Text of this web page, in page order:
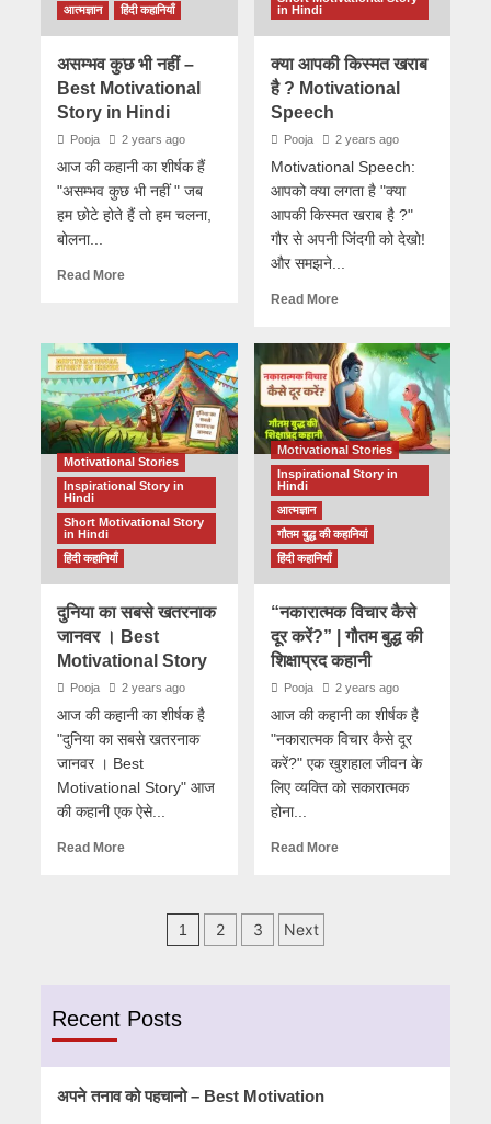
आत्मज्ञान
हिंदी कहानियाँ
असम्भव कुछ भी नहीं –
Best Motivational
Story in Hindi
Pooja 2 years ago
आज की कहानी का शीर्षक हैं
"असम्भव कुछ भी नहीं " जब
हम छोटे होते हैं तो हम चलना,
बोलना...
Read More
in Hindi
क्या आपकी किस्मत खराब
है ? Motivational
Speech
Pooja 2 years ago
Motivational Speech:
आपको क्या लगता है "क्या
आपकी किस्मत खराब है ?"
गौर से अपनी जिंदगी को देखो!
और समझने...
Read More
Motivational Stories
Inspirational Story in
Hindi
Short Motivational Story
in Hindi
हिंदी कहानियाँ
दुनिया का सबसे खतरनाक
जानवर । Best
Motivational Story
Pooja 2 years ago
आज की कहानी का शीर्षक है
"दुनिया का सबसे खतरनाक
जानवर । Best
Motivational Story" आज
की कहानी एक ऐसे...
Read More
Motivational Stories
Inspirational Story in
Hindi
आत्मज्ञान
गौतम बुद्ध की कहानियां
हिंदी कहानियाँ
“नकारात्मक विचार कैसे
दूर करें?” | गौतम बुद्ध की
शिक्षाप्रद कहानी
Pooja 2 years ago
आज की कहानी का शीर्षक है
"नकारात्मक विचार कैसे दूर
करें?" एक खुशहाल जीवन के
लिए व्यक्ति को सकारात्मक
होना...
Read More
Posts
1 2 3 Next
Recent Posts
अपने तनाव को पहचानो – Best Motivation